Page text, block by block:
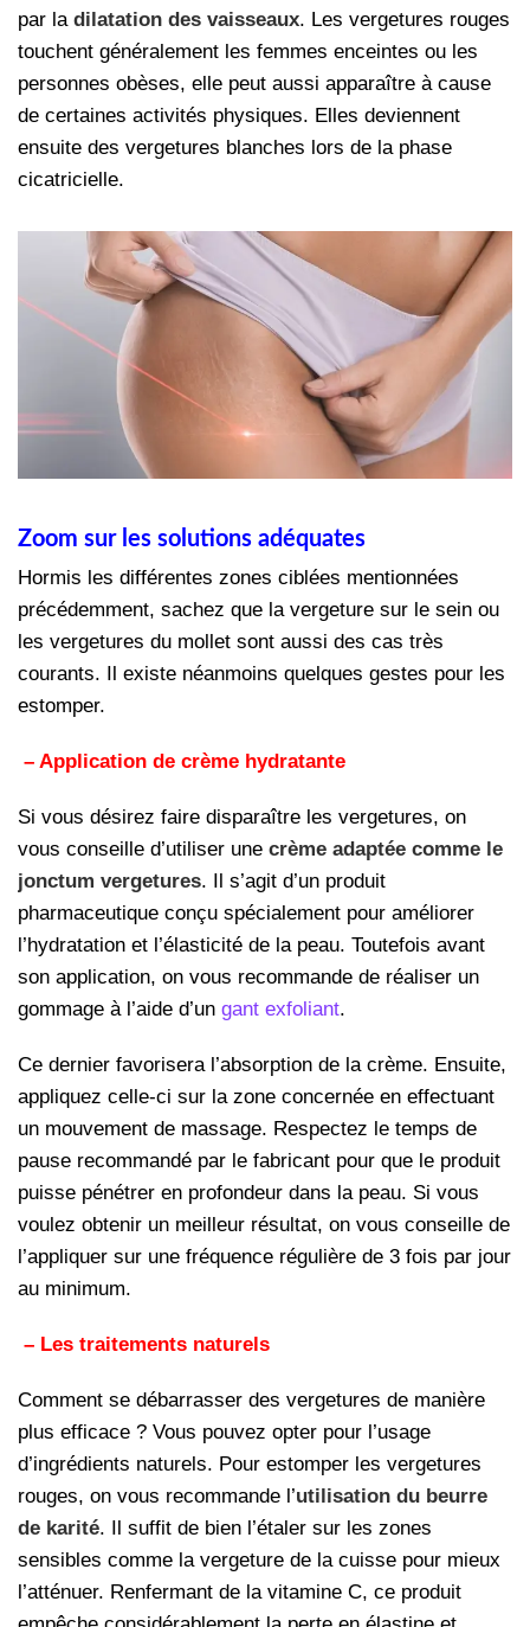
par la dilatation des vaisseaux. Les vergetures rouges
touchent généralement les femmes enceintes ou les
personnes obèses, elle peut aussi apparaître à cause
de certaines activités physiques. Elles deviennent
ensuite des vergetures blanches lors de la phase
cicatricielle.
Zoom sur les solutions adéquates
Hormis les différentes zones ciblées mentionnées
précédemment, sachez que la vergeture sur le sein ou
les vergetures du mollet sont aussi des cas très
courants. Il existe néanmoins quelques gestes pour les
estomper.
– Application de crème hydratante
Si vous désirez faire disparaître les vergetures, on
vous conseille d’utiliser une crème adaptée comme le
jonctum vergetures. Il s’agit d’un produit
pharmaceutique conçu spécialement pour améliorer
l’hydratation et l’élasticité de la peau. Toutefois avant
son application, on vous recommande de réaliser un
gommage à l’aide d’un gant exfoliant.
Ce dernier favorisera l’absorption de la crème. Ensuite,
appliquez celle-ci sur la zone concernée en effectuant
un mouvement de massage. Respectez le temps de
pause recommandé par le fabricant pour que le produit
puisse pénétrer en profondeur dans la peau. Si vous
voulez obtenir un meilleur résultat, on vous conseille de
l’appliquer sur une fréquence régulière de 3 fois par jour
au minimum.
– Les traitements naturels
Comment se débarrasser des vergetures de manière
plus efficace ? Vous pouvez opter pour l’usage
d’ingrédients naturels. Pour estomper les vergetures
rouges, on vous recommande l’utilisation du beurre
de karité. Il suffit de bien l’étaler sur les zones
sensibles comme la vergeture de la cuisse pour mieux
l’atténuer. Renfermant de la vitamine C, ce produit